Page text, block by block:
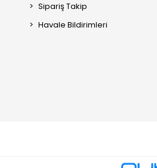
Sipariş Takip
Havale Bildirimleri